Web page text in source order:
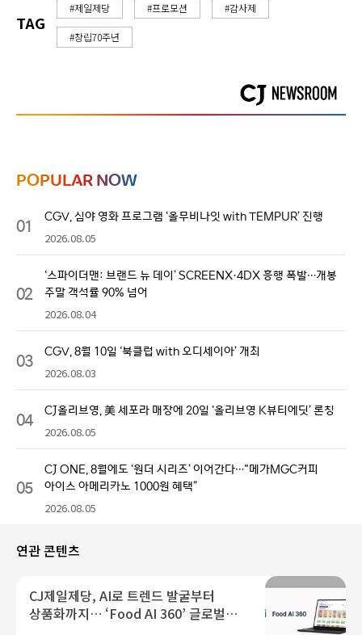
TAG
#제일제당 #프로모션 #감사제
#창립70주년
POPULAR NOW
01 CGV, 심야 영화 프로그램 ‘올무비나잇 with TEMPUR’ 진행
2026.08.05
02
‘스파이더맨: 브랜드 뉴 데이’ SCREENX·4DX 흥행 폭발…개봉
주말 객석률 90% 넘어
2026.08.04
03 CGV, 8월 10일 ‘북클럽 with 오디세이아’ 개최
2026.08.03
04 CJ올리브영, 美 세포라 매장에 20일 ‘올리브영 K뷰티에딧’ 론칭
2026.08.05
05
CJ ONE, 8월에도 ‘원더 시리즈’ 이어간다…“메가MGC커피
아이스 아메리카노 1000원 혜택”
2026.08.05
연관 콘텐츠
CJ제일제당, AI로 트렌드 발굴부터
상품화까지… ‘Food AI 360’ 글로벌